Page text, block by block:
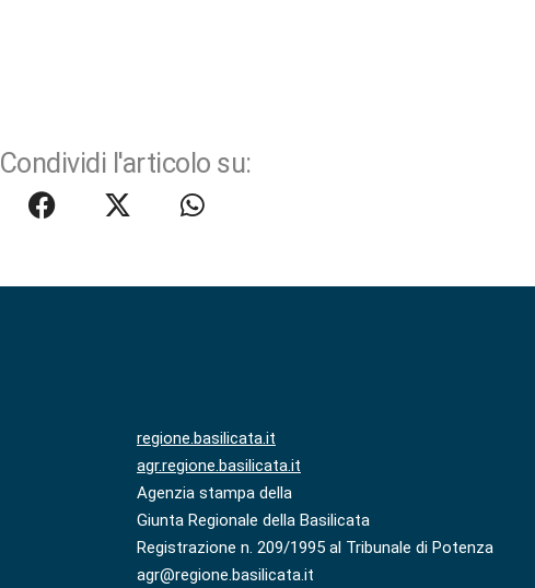
Condividi l'articolo su:
regione.basilicata.it
agr.regione.basilicata.it
Agenzia stampa della
Giunta Regionale della Basilicata
Registrazione n. 209/1995 al Tribunale di Potenza
agr@regione.basilicata.it